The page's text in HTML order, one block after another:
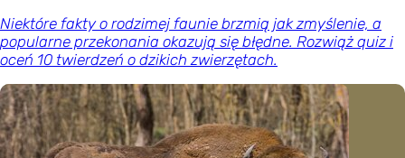
Niektóre fakty o rodzimej faunie brzmią jak zmyślenie, a
popularne przekonania okazują się błędne. Rozwiąż quiz i
oceń 10 twierdzeń o dzikich zwierzętach.